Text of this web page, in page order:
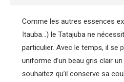
Comme les autres essences
Itauba…) le Tatajuba ne
particulier. Avec le temps, il se
uniforme d’un beau gris clair
souhaitez qu’il conserve sa